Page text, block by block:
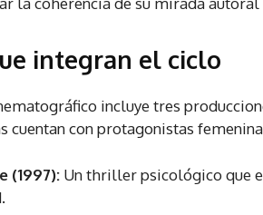
integran el ciclo
incluye tres
cuentan con protagonistas
(1997): Un thriller psicológico que